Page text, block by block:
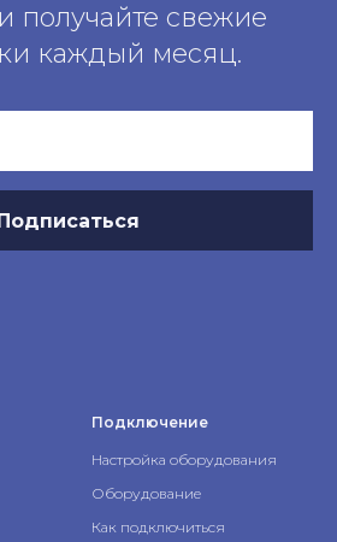
получайте свежие
каждый месяц.
Подключение
Настройка оборудования
Оборудование
Как подключиться